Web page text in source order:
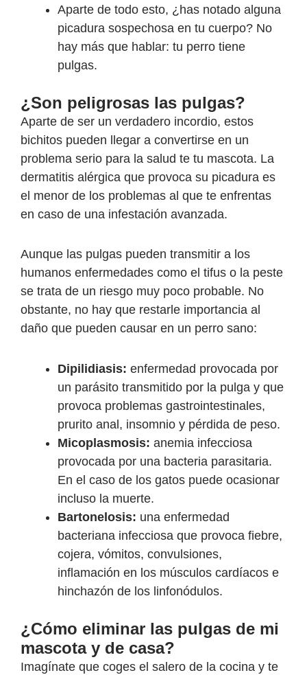
Aparte de todo esto, ¿has notado alguna
picadura sospechosa en tu cuerpo? No
hay más que hablar: tu perro tiene
pulgas.
¿Son peligrosas las pulgas?
Aparte de ser un verdadero incordio, estos
bichitos pueden llegar a convertirse en un
problema serio para la salud te tu mascota. La
dermatitis alérgica que provoca su picadura es
el menor de los problemas al que te enfrentas
en caso de una infestación avanzada.
Aunque las pulgas pueden transmitir a los
humanos enfermedades como el tifus o la peste
se trata de un riesgo muy poco probable. No
obstante, no hay que restarle importancia al
daño que pueden causar en un perro sano:
Dipilidiasis: enfermedad provocada por
un parásito transmitido por la pulga y que
provoca problemas gastrointestinales,
prurito anal, insomnio y pérdida de peso.
Micoplasmosis: anemia infecciosa
provocada por una bacteria parasitaria.
En el caso de los gatos puede ocasionar
incluso la muerte.
Bartonelosis: una enfermedad
bacteriana infecciosa que provoca fiebre,
cojera, vómitos, convulsiones,
inflamación en los músculos cardíacos e
hinchazón de los linfonódulos.
¿Cómo eliminar las pulgas de mi
mascota y de casa?
Imagínate que coges el salero de la cocina y te